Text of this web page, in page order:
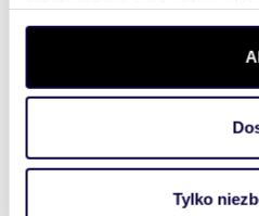
szczegółów. W Deklaracji
wycofać swoją zgodę w
aby oferować funkcje
witrynie. Informacje o tym,
analitycznym. Partnerzy
Tylko
Oferty spełniające